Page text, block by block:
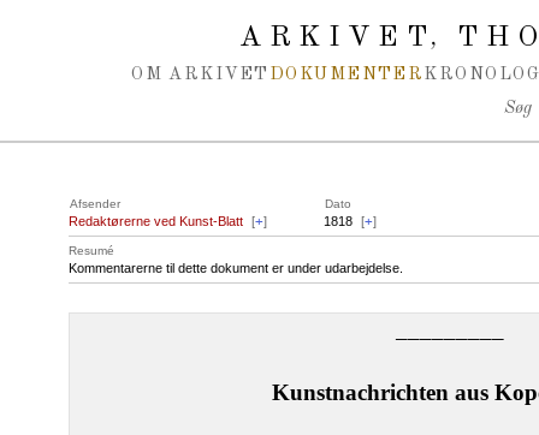
ARKIVET,
OM ARKIVET DOKUMENTER
Søg
Afsender Dato
Redaktørerne ved Kunst-Blatt [+] 1818 [+]
Resumé
Kommentarerne til dette dokument er under udarbejdelse.
–––––––––
Kunstnachrichten aus